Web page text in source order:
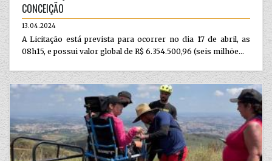
CONCEIÇÃO
13.04.2024
A Licitação está prevista para ocorrer no dia 17 de abril, as
08h15, e possui valor global de R$ 6.354.500,96 (seis milhõe...